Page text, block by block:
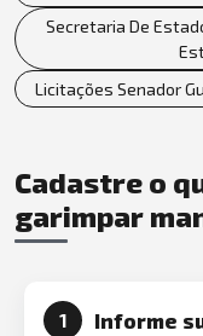
Secretaria De
Licitações Senador
Cadastre o
garimpar
1 Informe